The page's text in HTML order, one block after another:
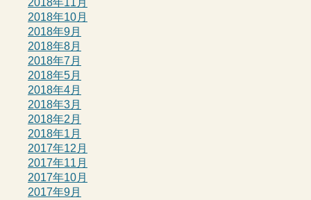
2018年11月
2018年10月
2018年9月
2018年8月
2018年7月
2018年5月
2018年4月
2018年3月
2018年2月
2018年1月
2017年12月
2017年11月
2017年10月
2017年9月